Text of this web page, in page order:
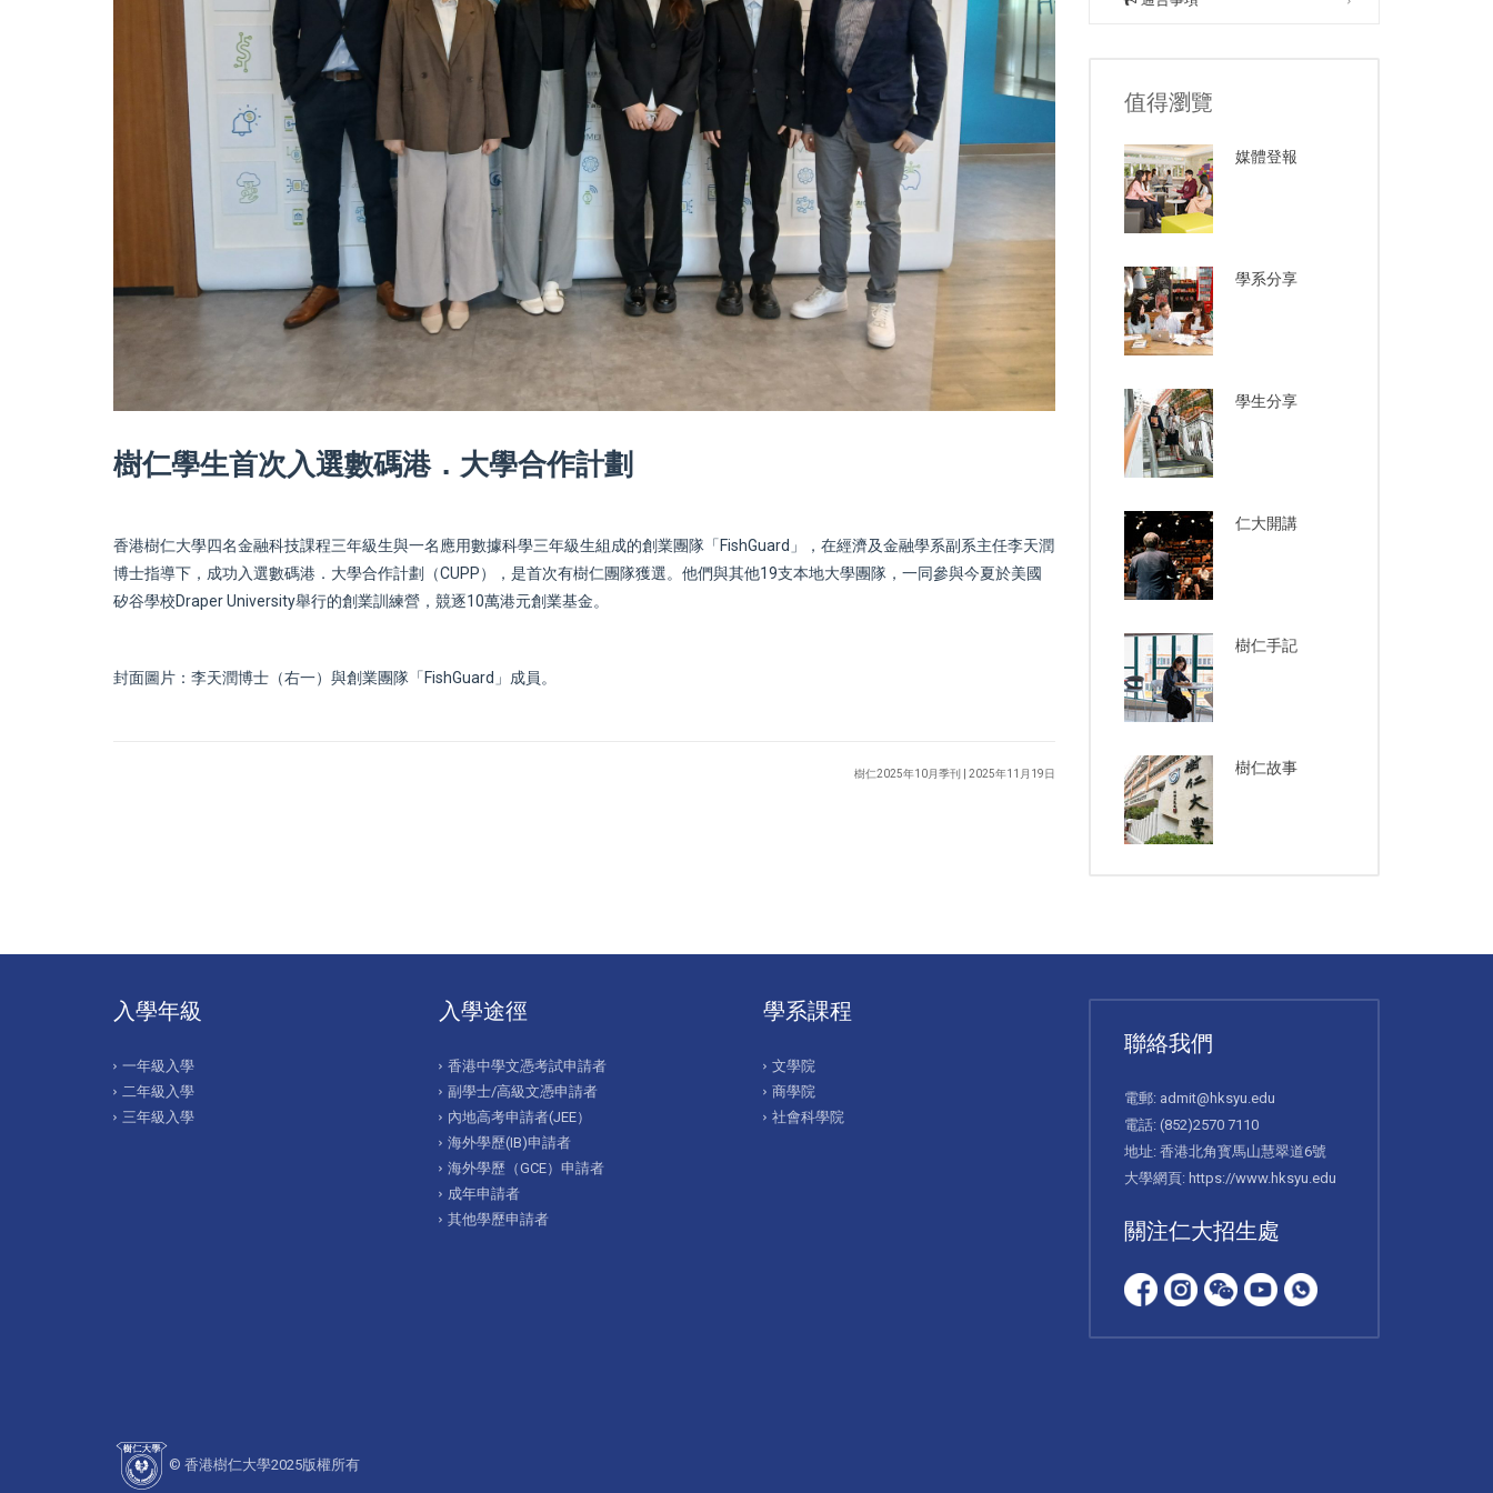
樹仁學生首次入選數碼港．大學合作計劃
香港樹仁大學四名金融科技課程三年級生與一名應用數據科學三年級生組成的創業團隊「FishGuard」，在經濟及金融學系副系主任李天潤
博士指導下，成功入選數碼港．大學合作計劃（CUPP），是首次有樹仁團隊獲選。他們與其他19支本地大學團隊，一同參與今夏於美國
矽谷學校Draper University舉行的創業訓練營，競逐10萬港元創業基金。
封面圖片：李天潤博士（右一）與創業團隊「FishGuard」成員。
樹仁2025年10月季刊 | 2025年11月19日
值得瀏覽
媒體登報
學系分享
學生分享
仁大開講
樹仁手記
樹仁故事
入學年級
一年級入學
二年級入學
三年級入學
入學途徑
香港中學文憑考試申請者
副學士/高級文憑申請者
內地高考申請者(JEE）
海外學歷(IB)申請者
海外學歷（GCE）申請者
成年申請者
其他學歷申請者
學系課程
文學院
商學院
社會科學院
聯絡我們
電郵: admit@hksyu.edu
電話: (852)2570 7110
地址: 香港北角寳馬山慧翠道6號
大學網頁: https://www.hksyu.edu
關注仁大招生處
© 香港樹仁大學2025版權所有